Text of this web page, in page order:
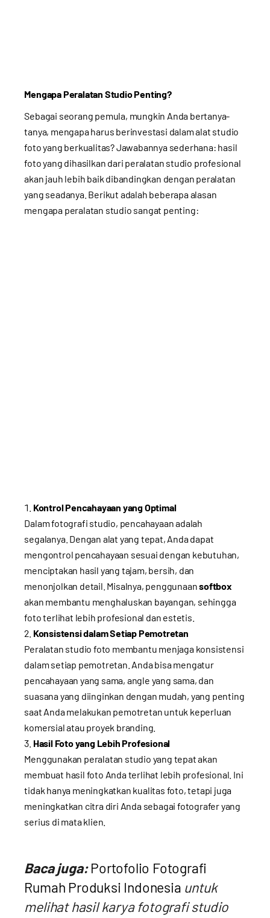
Mengapa Peralatan Studio Penting?
Sebagai seorang pemula, mungkin Anda bertanya-
tanya, mengapa harus berinvestasi dalam alat studio
foto yang berkualitas? Jawabannya sederhana: hasil
foto yang dihasilkan dari peralatan studio profesional
akan jauh lebih baik dibandingkan dengan peralatan
yang seadanya. Berikut adalah beberapa alasan
mengapa peralatan studio sangat penting:
Kontrol Pencahayaan yang Optimal
Dalam fotografi studio, pencahayaan adalah
segalanya. Dengan alat yang tepat, Anda dapat
mengontrol pencahayaan sesuai dengan kebutuhan,
menciptakan hasil yang tajam, bersih, dan
menonjolkan detail. Misalnya, penggunaansoftbox
akan membantu menghaluskan bayangan, sehingga
foto terlihat lebih profesional dan estetis.
Konsistensi dalam Setiap Pemotretan
Peralatan studio foto membantu menjaga konsistensi
dalam setiap pemotretan. Anda bisa mengatur
pencahayaan yang sama, angle yang sama, dan
suasana yang diinginkan dengan mudah, yang penting
saat Anda melakukan pemotretan untuk keperluan
komersial atau proyek branding.
Hasil Foto yang Lebih Profesional
Menggunakan peralatan studio yang tepat akan
membuat hasil foto Anda terlihat lebih profesional. Ini
tidak hanya meningkatkan kualitas foto, tetapi juga
meningkatkan citra diri Anda sebagai fotografer yang
serius di mata klien.
Baca juga: Portofolio Fotografi
Rumah Produksi Indonesia untuk
melihat hasil karya fotografi studio